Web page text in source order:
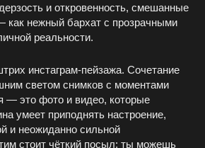
и откровенность, смешанные
как нежный бархат с прозрачными
реальности.
инстаграм‑пейзажа. Сочетание
светом снимков с моментами
— это фото и видео, которые
умеет приподнять настроение,
и неожиданно сильной
стоит чёткий посыл: ты можешь